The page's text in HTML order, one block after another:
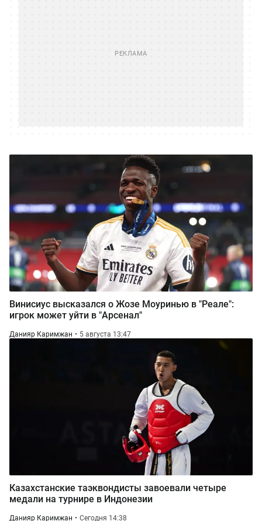
Винисиус высказался о Жозе Моуринью в "Реале":
игрок может уйти в "Арсенал"
Данияр Каримжан 5 августа 13:47
Казахстанские таэквондисты завоевали четыре
медали на турнире в Индонезии
Данияр Каримжан Сегодня 14:38